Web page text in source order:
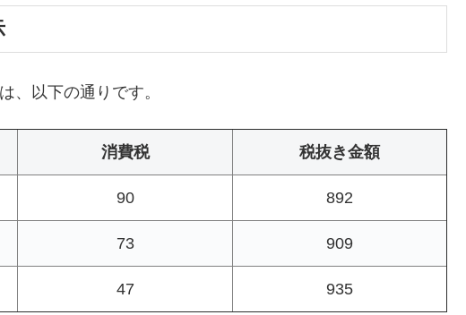
、以下の通りです。
消費税 税抜き金額
90 892
73 909
47 935